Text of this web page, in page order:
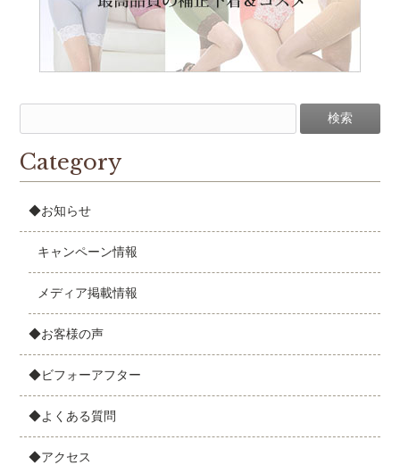
Category
◆お知らせ
キャンペーン情報
メディア掲載情報
◆お客様の声
◆ビフォーアフター
◆よくある質問
◆アクセス